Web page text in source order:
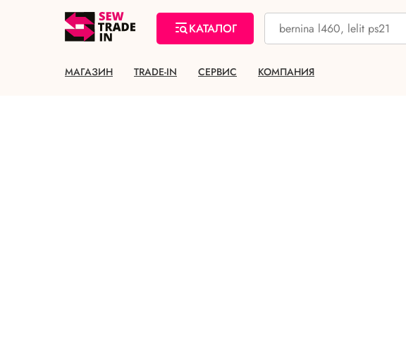
КАТАЛОГ
МАГАЗИН TRADE-IN СЕРВИС КОМПАНИЯ